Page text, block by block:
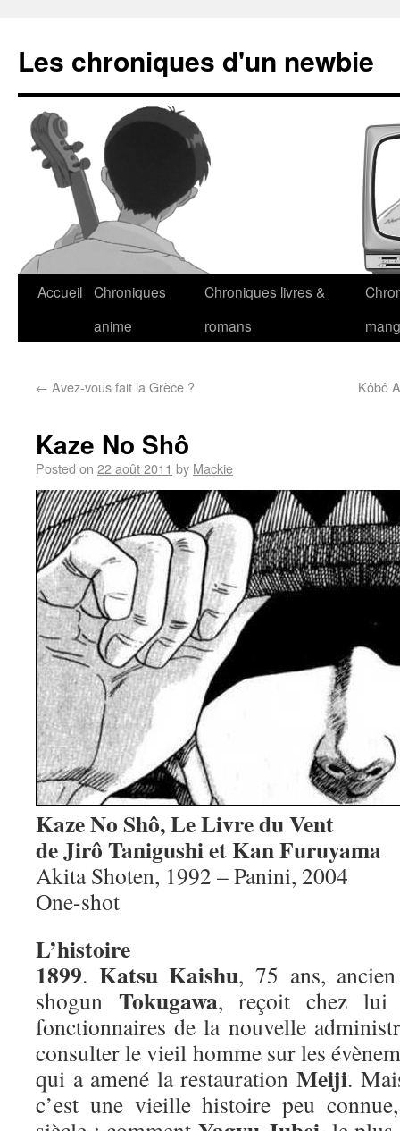
Les chroniques d'un newbie
Accueil Chroniques
anime
Chroniques livres &
romans
← Avez-vous fait la Grèce ? Kôbô
Kaze No Shô
Posted on 22 août 2011 by Mackie
Kaze No Shô, Le Livre du Vent
de Jirô Tanigushi et Kan Furuyama
Akita Shoten, 1992 – Panini, 2004
One-shot
L’histoire
1899. Katsu Kaishu, 75 ans,
shogun Tokugawa, reçoit chez lui
fonctionnaires de la nouvelle
consulter le vieil homme sur les
qui a amené la restauration Meiji.
c’est une vieille histoire peu